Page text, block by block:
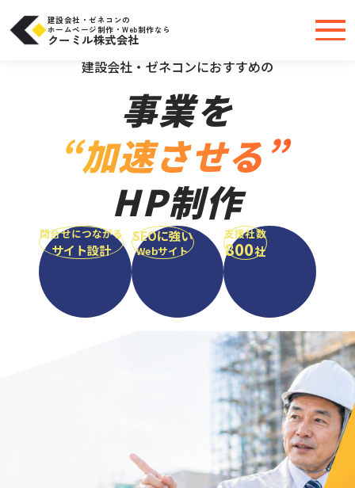
建設会社・ゼネコンの
ホームページ制作・Web制作なら
クーミル株式会社
＼大手・中小問わず実績豊富だから安心／
建設会社・ゼネコンにおすすめの
事業を
“加速させる”
HP制作
問合せにつながる
サイト設計
SEOに強い
Webサイト
支援社数
800社